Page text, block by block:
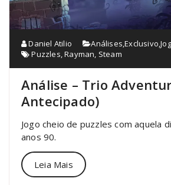
Daniel Atilio Análises,Exclusivo,
Puzzles,Rayman, Steam
Análise – Trio
Antecipado)
Jogo cheio de puzzles com aquela
anos 90.
Leia Mais